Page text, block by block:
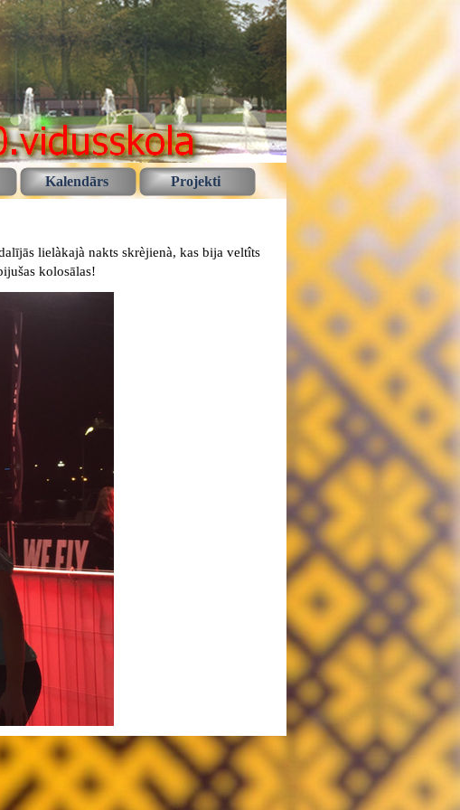
Kalendārs Projekti
lielàkajà nakts skrèjienà, kas bija veltîts
kolosālas!